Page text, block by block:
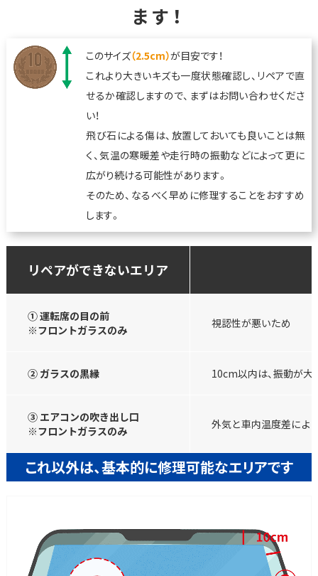
ます！
このサイズ（2.5cm）が目安です！
これより大きいキズも一度状態確認し、リペアで直
せるか確認しますので、まずはお問い合わせくださ
い！
飛び石による傷は、放置しておいても良いことは無
く、気温の寒暖差や走行時の振動などによって更に
広がり続ける可能性があります。
そのため、なるべく早めに修理することをおすすめ
します。
リペアができないエリア
① 運転席の目の前
※フロントガラスのみ
視認性が悪いため
② ガラスの黒縁 10cm以内は、振動が
③ エアコンの吹き出し口
※フロントガラスのみ
外気と車内温度差によ
これ以外は、基本的に修理可能なエリアです